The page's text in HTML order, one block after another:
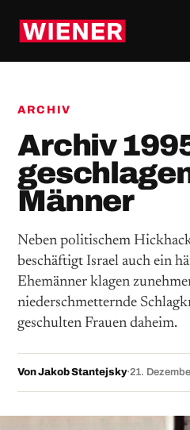
ARCHIV
Archiv
Männer
Neben politischem
beschäftigt Israel auch ein
Ehemänner klagen
niederschmetternde
geschulten Frauen daheim.
Von Jakob Stantejsky·21.